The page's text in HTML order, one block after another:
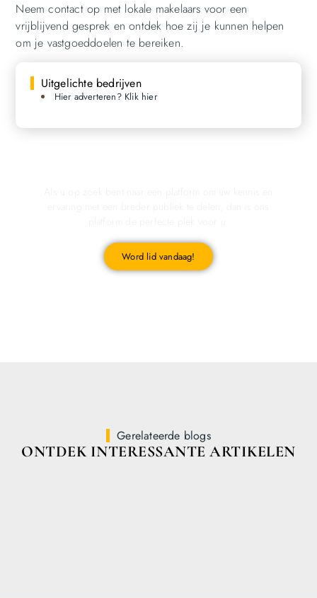
Neem contact op met lokale makelaars voor een
vrijblijvend gesprek en ontdek hoe zij je kunnen helpen
om je vastgoeddoelen te bereiken.
Uitgelichte bedrijven
Hier adverteren? Klik hier
Word lid vandaag!
Gerelateerde blogs
ONTDEK INTERESSANTE ARTIKELEN